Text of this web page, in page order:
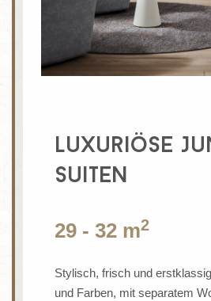
Luxuriöse
Suiten
29 - 32 m2
Stylisch, frisch und
und Farben, mit separatem